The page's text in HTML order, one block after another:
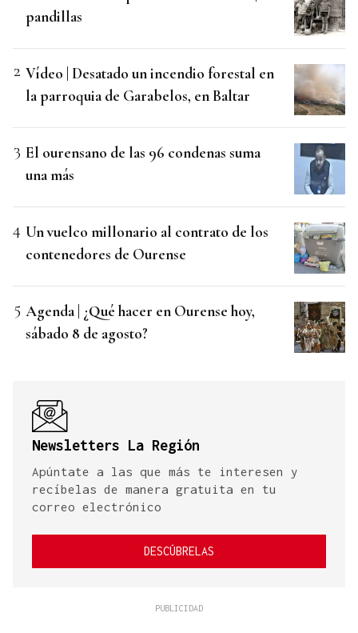
pandillas
Vídeo | Desatado un incendio forestal en
la parroquia de Garabelos, en Baltar
El ourensano de las 96 condenas suma
una más
Un vuelco millonario al contrato de los
contenedores de Ourense
Agenda | ¿Qué hacer en Ourense hoy,
sábado 8 de agosto?
Newsletters La Región
Apúntate a las que más te interesen y
recíbelas de manera gratuita en tu
correo electrónico
DESCÚBRELAS